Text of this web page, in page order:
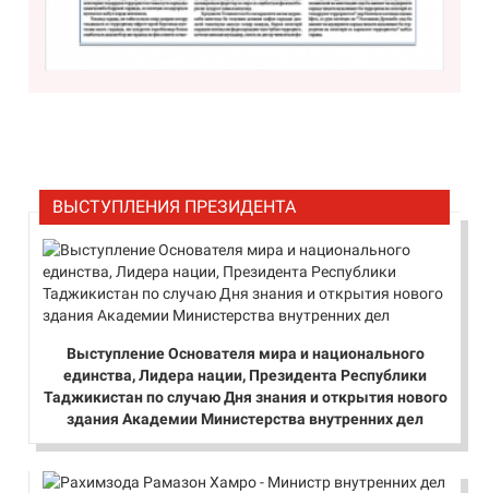
ВЫСТУПЛЕНИЯ ПРЕЗИДЕНТА
Выступление Основателя мира и национального
единства, Лидера нации, Президента Республики
Таджикистан по случаю Дня знания и открытия нового
здания Академии Министерства внутренних дел